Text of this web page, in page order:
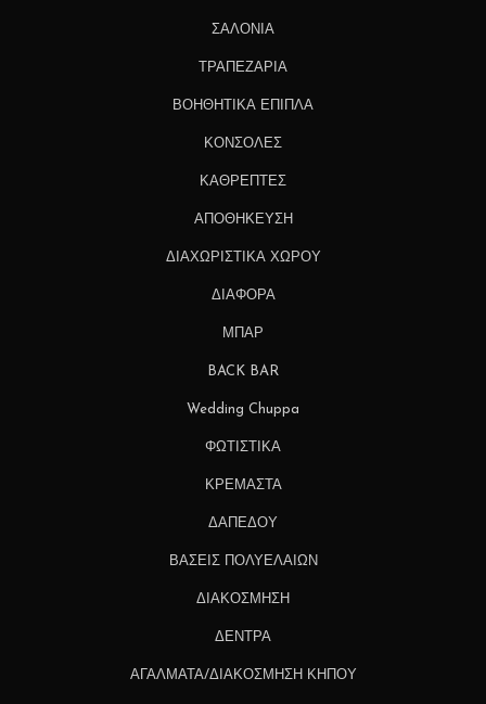
ΣΑΛΟΝΙΑ
ΤΡΑΠΕΖΑΡΙΑ
ΒΟΗΘΗΤΙΚΑ ΕΠΙΠΛΑ
ΚΟΝΣΟΛΕΣ
ΚΑΘΡΕΠΤΕΣ
ΑΠΟΘΗΚΕΥΣΗ
ΔΙΑΧΩΡΙΣΤΙΚΑ ΧΩΡΟΥ
ΔΙΑΦΟΡΑ
ΜΠΑΡ
BACK BAR
Wedding Chuppa
ΦΩΤΙΣΤΙΚΑ
ΚΡΕΜΑΣΤΑ
ΔΑΠΕΔΟΥ
ΒΑΣΕΙΣ ΠΟΛΥΕΛΑΙΩΝ
ΔΙΑΚΟΣΜΗΣΗ
ΔΕΝΤΡΑ
ΑΓΑΛΜΑΤΑ/ΔΙΑΚΟΣΜΗΣΗ ΚΗΠΟΥ